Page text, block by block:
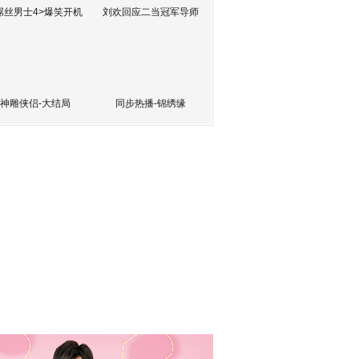
丝男士4>爆笑开机 刘欢回应二当冠军导师
神雕侠侣-大结局 同步热播-锦绣缘